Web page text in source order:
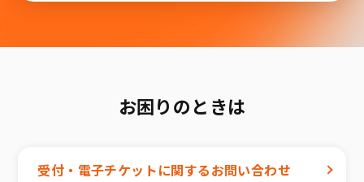
お困りのときは
受付・電子チケットに関するお問い合わせ